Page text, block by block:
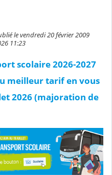
le vendredi 20 février 2009
11:23
scolaire 2026-2027
meilleur tarif en vous
2026 (majoration de